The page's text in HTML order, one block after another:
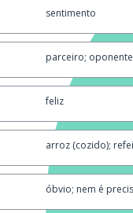
sentimento
parceiro; oponente
feliz
arroz (cozido);
óbvio; nem é